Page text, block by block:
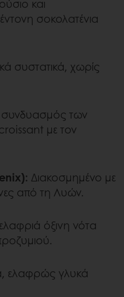
και
σοκολατένια
συστατικά, χωρίς
των
με τον
Διακοσμημένο με
από τη Λυών.
όξινη νότα
ελαφρώς γλυκά